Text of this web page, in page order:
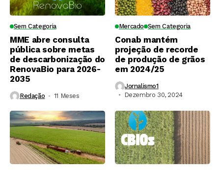
Sem Categoria
MME abre consulta
pública sobre metas
de descarbonização do
RenovaBio para 2026-
2035
Redação 11 Meses ⁮
Mercado Sem Categoria
Conab mantém
projeção de recorde
de produção de grãos
em 2024/25
Jornalismo1
Dezembro 30, 2024